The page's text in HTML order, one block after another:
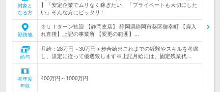
対象と
なる方
】「安定企業でムリなく稼ぎたい」「プライベートも大切にした
い」そんな方にピッタリ！
勤務地
※ＵＩターン歓迎 【静岡支店】 静岡県静岡市葵区御幸町 【雇入
れ直後】上記の事業所 【変更の範囲】…
給与
月給：28万円～30万円＋歩合給※これまでの経験やスキルを考慮
し、規定に従って優遇致します※上記月給には、固定残業代…
初年度
年収
400万円～1000万円